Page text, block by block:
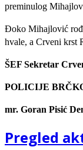
preminulog
Đoko Mihajlović
hvale, a Crveni krst
ŠEF Sekretar
POLICIJE
mr. Goran Pisić
Pregled